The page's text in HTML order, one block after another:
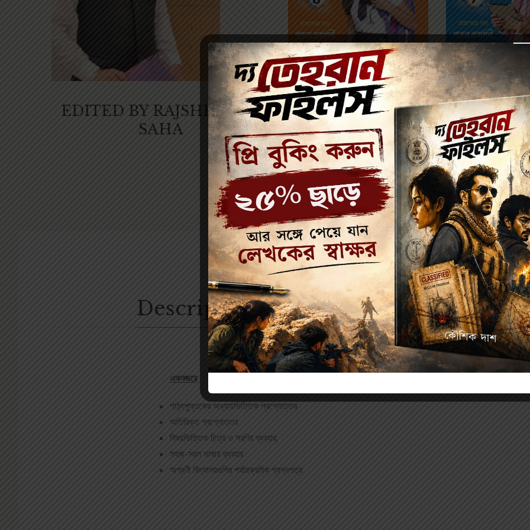
EDITED BY RAJSHEKHAR
SAHA
পারুল ছাত্রবন্ধু || অষ্টম শ্রেণী || PARUL
CHHATRABANDHU || CLASS
– 8 || NEW EDITION
Class 8
720.00 432.00
পারুল ছাত্রবন্ধু || সপ্তম
– 7 || NEW
Class 7
660.00
Description Additional information
একনজরে
পাঠ্যপুস্তকের অধ্যায়ভিত্তিক প্রশ্নোত্তর
অতিরিক্ত প্রশ্নোত্তর
বিষয়ভিত্তিক চিত্র ও সরণির ব্যবহার,
সহজ-সরল ভাষার ব্যবহার
অগ্রণী বিদ্যালয়গুলির পর্যায়ক্রমিক প্রশ্নপত্র